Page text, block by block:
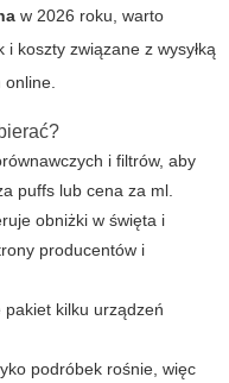
w 2026 roku, warto
koszty związane z wysyłką
online.
i filtrów, aby
puffs lub cena za ml.
obniżki w święta i
producentów i
pakiet kilku urządzeń
podróbek rośnie, więc